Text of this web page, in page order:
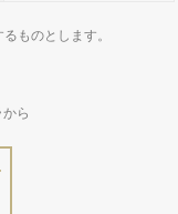
ものとします。
ら